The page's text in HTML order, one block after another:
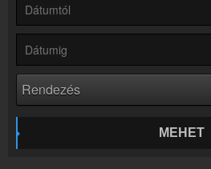
Rádiós partnerek
Ágyazd be weboldaladba
Online rádió készítés
Készítés lépésről lépésre
MEHET